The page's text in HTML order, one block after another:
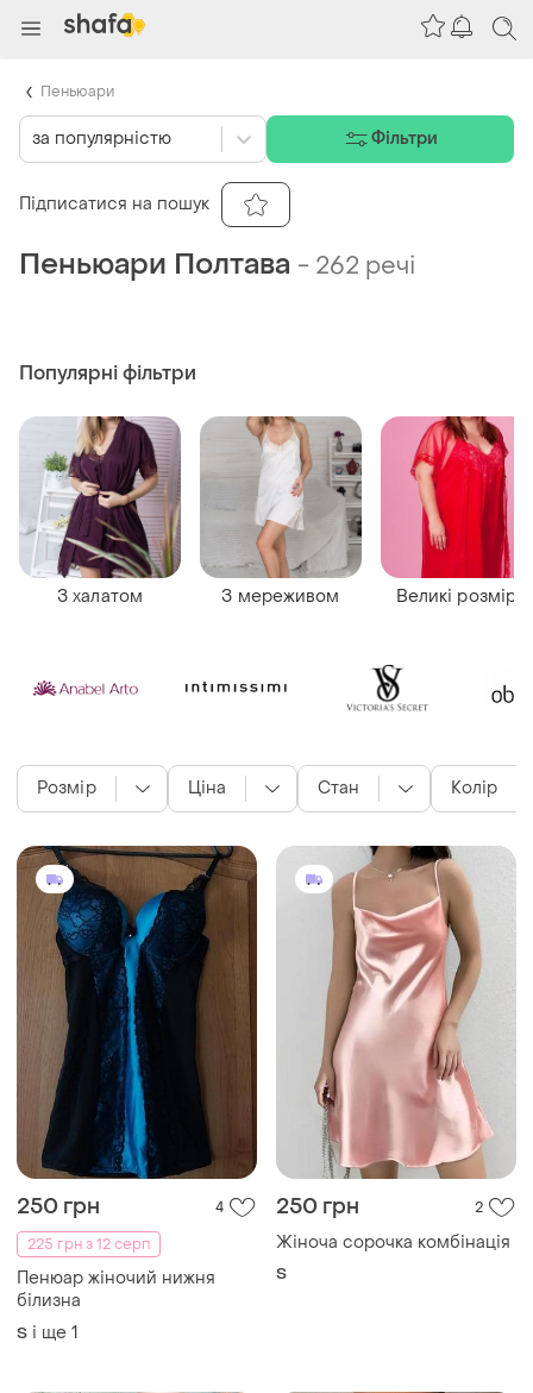
Пеньюари Полтава - 262 речі
250 грн
4
225 грн з 12 серп
Пенюар жіночий нижня
білизна
S і ще 1
250 грн 2
Жіноча сорочка комбінація
S
Популярні фільтри
З халатом З мереживом Великі розміри
Розмір Ціна Стан Колір
за популярністю Фільтри
Підписатися на пошук
Пеньюари